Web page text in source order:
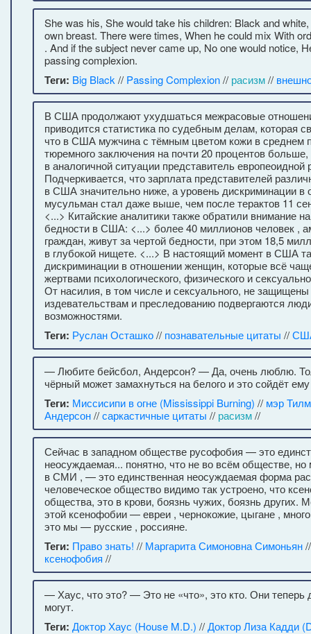
She was his, She would take his children: Black and
own breast. There were times, When he could mix With
. And if the subject never came up, No one would notice,
passing complexion.
Теги: Big Black // Passing Complexion// расизм//
В США продолжают ухудшаться межрасовые
приводится статистика по судебным делам, которая
что в США мужчина с тёмным цветом кожи в среднем
тюремного заключения на почти 20 процентов
в аналогичной ситуации представитель европеоидной
Подчеркивается, что зарплата представителей
в США значительно ниже, а уровень дискриминации в
мусульман стал даже выше, чем после терактов 11
<...> Китайские аналитики также обратили внимание
бедности в США: <...> более 40 миллионов человек ,
граждан, живут за чертой бедности, при этом 18,5
в глубокой нищете. <...> В настоящий момент в США
дискриминации в отношении женщин, которые всё
жертвами психологического, физического и
От насилия, в том числе и сексуального, не защищены
издевательствам и преследованию подвергаются
возможностями.
Теги: Руслан Осташко// познавательные цитаты //
— Любите бейсбол, Андерсон? — Да, очень люблю.
чёрный может замахнуться на белого и это сойдёт
Теги: Миссисипи в огне (Mississippi Burning) // мэр
Андерсон//саркастичные цитаты // расизм//
Сейчас в западном обществе русофобия — это
неосуждаемая... понятно, что не во всём обществе, но
в СМИ , — это единственная неосуждаемая форма
человеческое общество видимо так устроено, что
общества, это в крови, боязнь чужих, боязнь других.
этой ксенофобии — евреи , чернокожие, цыгане ,
это мы — русские , россияне.
Теги: Право знать! // Маргарита Симоновна Симоньян
ксенофобия //
— Хаус, что это? — Это не «что», это кто. Они теперь
могут.
Теги: Доктор Хаус (House M.D.) //Доктор Лиза Кадди